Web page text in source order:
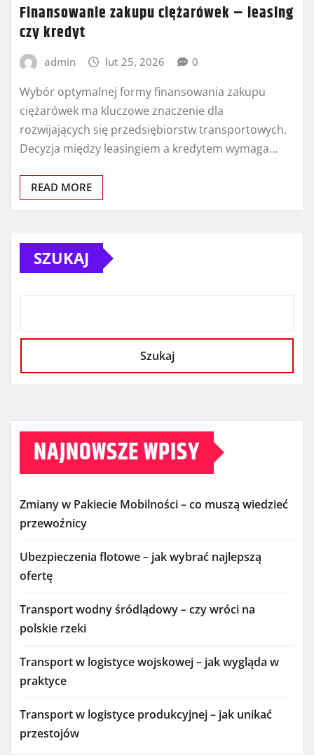
Finansowanie zakupu ciężarówek – leasing
czy kredyt
admin lut 25, 2026 0
Wybór optymalnej formy finansowania zakupu
ciężarówek ma kluczowe znaczenie dla
rozwijających się przedsiębiorstw transportowych.
Decyzja między leasingiem a kredytem wymaga…
READ MORE
SZUKAJ
Szukaj
NAJNOWSZE WPISY
Zmiany w Pakiecie Mobilności – co muszą wiedzieć
przewoźnicy
Ubezpieczenia flotowe – jak wybrać najlepszą
ofertę
Transport wodny śródlądowy – czy wróci na
polskie rzeki
Transport w logistyce wojskowej – jak wygląda w
praktyce
Transport w logistyce produkcyjnej – jak unikać
przestojów